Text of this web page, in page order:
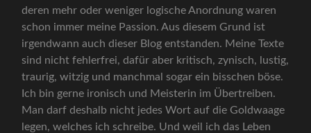
deren mehr oder weniger logische Anordnung waren
schon immer meine Passion. Aus diesem Grund ist
irgendwann auch dieser Blog entstanden. Meine Texte
sind nicht fehlerfrei, dafür aber kritisch, zynisch, lustig,
traurig, witzig und manchmal sogar ein bisschen böse.
Ich bin gerne ironisch und Meisterin im Übertreiben.
Man darf deshalb nicht jedes Wort auf die Goldwaage
legen, welches ich schreibe. Und weil ich das Leben